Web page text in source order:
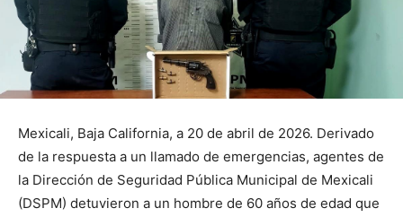
Mexicali, Baja California, a 20 de abril de 2026. Derivado
de la respuesta a un llamado de emergencias, agentes de
la Dirección de Seguridad Pública Municipal de Mexicali
(DSPM) detuvieron a un hombre de 60 años de edad que